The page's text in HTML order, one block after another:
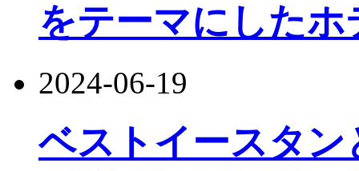
をテーマにした
2024-06-19
ベストイースタン